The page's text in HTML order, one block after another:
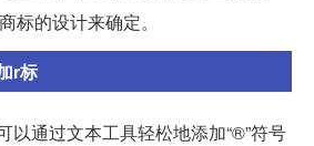
标的设计来确定。
r标
以通过文本工具轻松地添加“®”符号